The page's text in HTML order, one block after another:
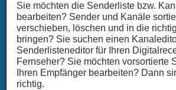
Sie möchten die Senderliste bzw.
bearbeiten? Sender und Kanäle
verschieben, löschen und in die
bringen? Sie suchen einen
Senderlisteneditor für Ihren
Fernseher? Sie möchten vorsortierte
Ihren Empfänger bearbeiten? Dann
richtig.